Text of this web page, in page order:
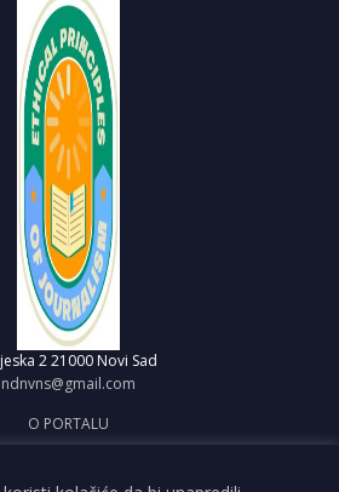
2 21000 Novi Sad
ndnvns@gmail.com
O PORTALU